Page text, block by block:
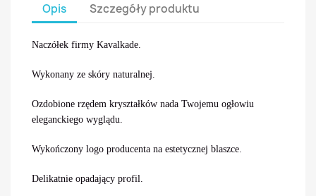
Opis Szczegóły produktu
Naczółek firmy Kavalkade.
Wykonany ze skóry naturalnej.
Ozdobione rzędem kryształków nada Twojemu ogłowiu
eleganckiego wyglądu.
Wykończony logo producenta na estetycznej blaszce.
Delikatnie opadający profil.